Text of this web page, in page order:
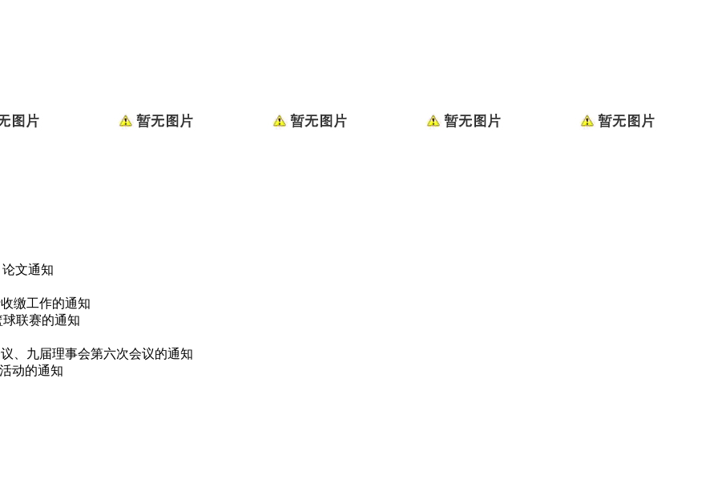
文通知
缴工作的通知
球联赛的通知
、九届理事会第六次会议的通知
动的通知